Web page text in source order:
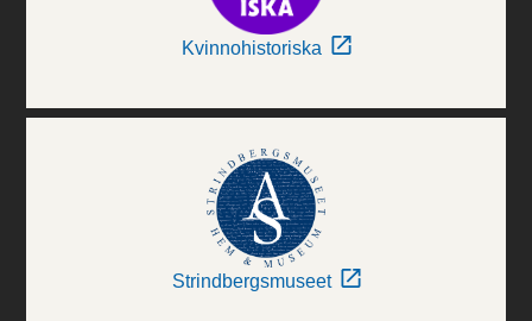
Kvinnohistoriska
Strindbergsmuseet